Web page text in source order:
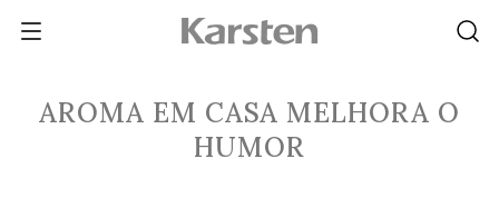
AROMA EM CASA MELHORA O
HUMOR